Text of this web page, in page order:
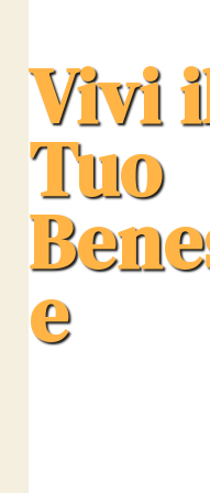
Vivi
Tuo
e